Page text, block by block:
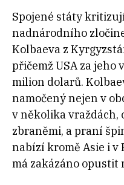
Spojené státy
nadnárodního
Kolbaeva z
přičemž USA za
milion dolarů.
namočený nejen v
v několika vraždách,
zbraněmi, a praní
nabízí kromě Asie i v
má zakázáno opustit